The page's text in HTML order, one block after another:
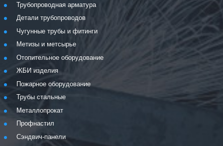
Трубопроводная арматура
Детали трубопроводов
Чугунные трубы и фитинги
Метизы и метсырье
Отопительное оборудование
ЖБИ изделия
Пожарное оборудование
Трубы стальные
Металлопрокат
Профнастил
Сэндвич-панели